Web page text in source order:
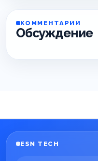
КОММЕНТАРИИ
Обсуждение
ESN TECH